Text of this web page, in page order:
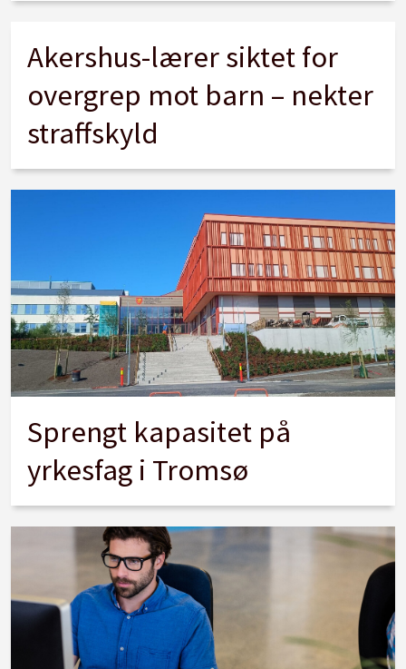
Akershus-lærer siktet for
overgrep mot barn – nekter
straffskyld
Sprengt kapasitet på
yrkesfag i Tromsø